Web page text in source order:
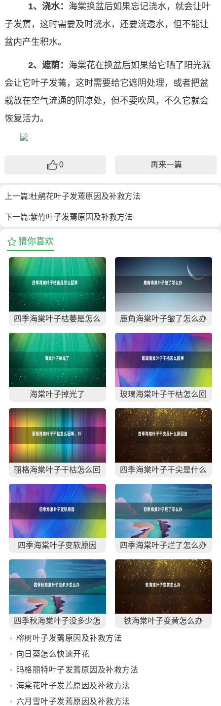
1、浇水： 海棠换盆后如果忘记浇水，就会让叶
子发蔫，这时需要及时浇水，还要浇透水，但不能让
盆内产生积水。
2、遮荫： 海棠花在换盆后如果给它晒了阳光就
会让它叶子发蔫，这时需要给它遮阴处理，或者把盆
栽放在空气流通的阴凉处，但不要吹风，不久它就会
恢复活力。
0 再来一篇
上一篇:杜鹃花叶子发蔫原因及补救方法
下一篇:紫竹叶子发蔫原因及补救方法
猜你喜欢
四季海棠叶子枯萎是怎么
回事 四季海棠叶子枯萎怎
么办(图)
鹿角海棠叶子皱了怎么办
海棠叶子掉光了
玻璃海棠叶子干枯怎么回
事
丽格海棠叶子干枯怎么回
事，叶子干枯怎么办
四季海棠叶子干尖是什么
原因造成的
四季海棠叶子变软原因 四季海棠叶子烂了怎么办
四季秋海棠叶子没多少怎
么办
铁海棠叶子变黄怎么办
榕树叶子发蔫原因及补救方法
向日葵怎么快速开花
玛格丽特叶子发蔫原因及补救方法
海棠花叶子发蔫原因及补救方法
六月雪叶子发蔫原因及补救方法